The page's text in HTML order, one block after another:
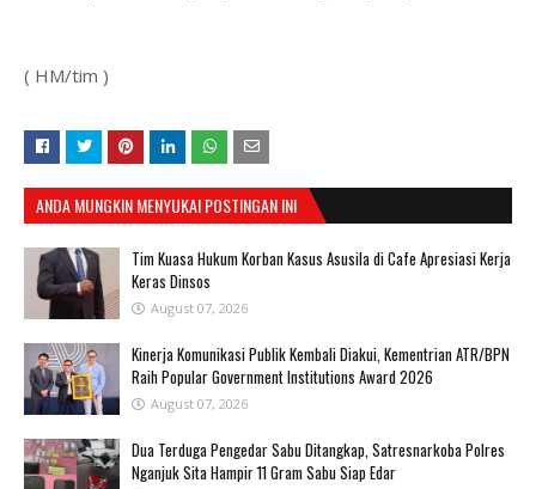
( HM/tim )
ANDA MUNGKIN MENYUKAI POSTINGAN INI
Tim Kuasa Hukum Korban Kasus Asusila di Cafe Apresiasi Kerja
Keras Dinsos
August 07, 2026
Kinerja Komunikasi Publik Kembali Diakui, Kementrian ATR/BPN
Raih Popular Government Institutions Award 2026
August 07, 2026
Dua Terduga Pengedar Sabu Ditangkap, Satresnarkoba Polres
Nganjuk Sita Hampir 11 Gram Sabu Siap Edar